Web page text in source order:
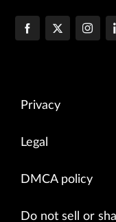
Privacy
Legal
DMCA policy
Do not sell or